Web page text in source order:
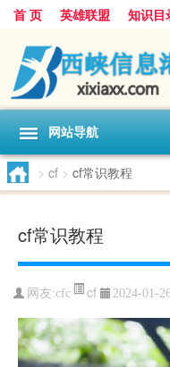
首 页 英雄联盟 知识目
网站导航
> cf > cf常识教程
cf常识教程
网友:cfc cf 2024-01-